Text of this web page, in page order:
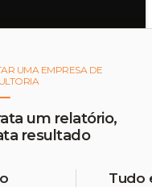
UMA EMPRESA DE
um relatório,
resultado
Tudo